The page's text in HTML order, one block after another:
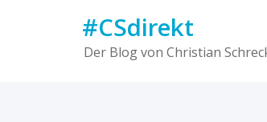
#CSdirekt
Der Blog von Christian